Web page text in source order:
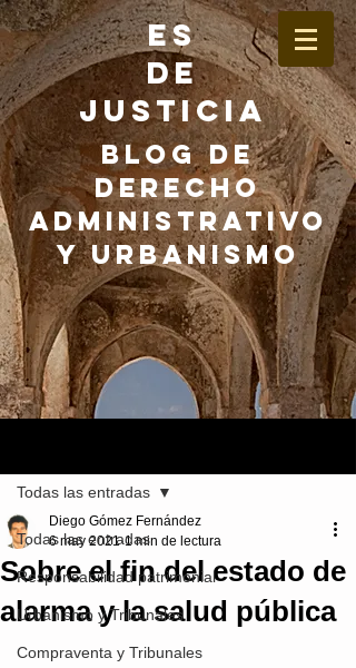
ES
DE
JUSTICIA
BLOG DE
DERECHO
ADMINISTRATIVO
Y URBANISMO
Todas las entradas
Responsabilidad patrimonial
Urbanismo y Tribunales
Compraventa y Tribunales
Todas las entradas
Sobre el fin del estado de
alarma y la salud pública
Diego Gómez Fernández
6 may 2021 1 min de lectura